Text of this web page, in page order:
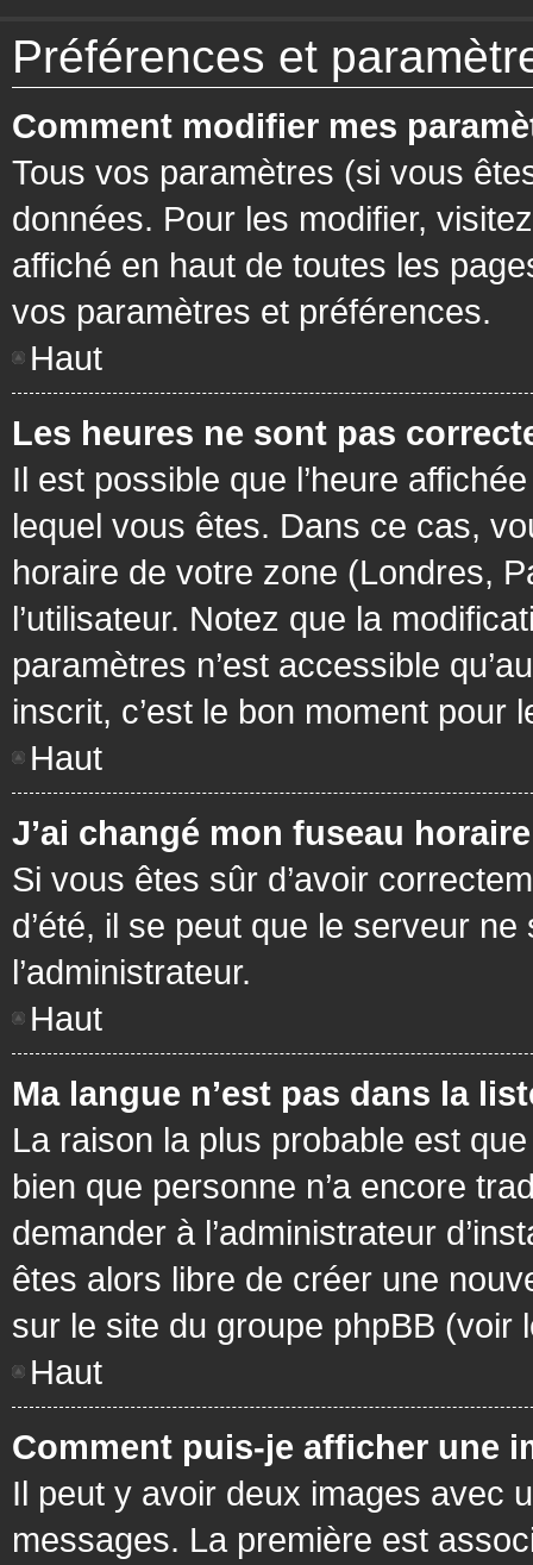
Préférences et
Comment modifier mes
Tous vos paramètres (si vous
données. Pour les modifier,
affiché en haut de toutes les
vos paramètres et préférences.
Haut
Les heures ne sont pas
Il est possible que l’heure
lequel vous êtes. Dans ce cas,
horaire de votre zone (Londres,
l’utilisateur. Notez que la
paramètres n’est accessible
inscrit, c’est le bon moment pour
Haut
J’ai changé mon fuseau
Si vous êtes sûr d’avoir
d’été, il se peut que le serveur
l’administrateur.
Haut
Ma langue n’est pas dans la
La raison la plus probable est
bien que personne n’a encore
demander à l’administrateur
êtes alors libre de créer une
sur le site du groupe phpBB (voir
Haut
Comment puis-je afficher une
Il peut y avoir deux images avec
messages. La première est